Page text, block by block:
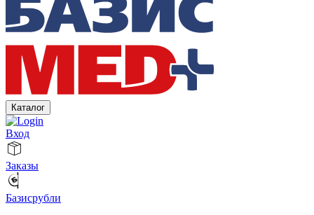
Каталог
Вход
Заказы
Базисрубли